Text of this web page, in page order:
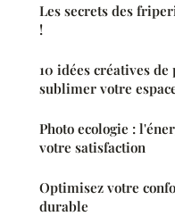
Les secrets des
!
10 idées créatives
sublimer votre
Photo ecologie :
votre satisfaction
Optimisez votre
durable